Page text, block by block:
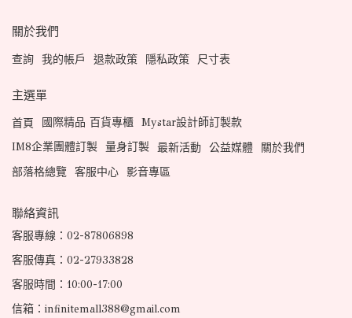
關於我們
查詢 我的帳戶 退款政策 隱私政策 尺寸表
主選單
首頁 國際精品 百貨專櫃 Mystar設計師訂製款
IM8企業團體訂製 量身訂製 最新活動 公益媒體
關於我們
部落格總覽 客服中心 影音專區
聯絡資訊
客服專線：02-87806898
客服傳真：02-27933828
客服時間：10:00-17:00
信箱：infinitemall388@gmail.com